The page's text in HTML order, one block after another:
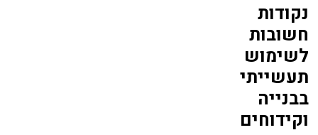
נקודות
חשובות
לשימוש
תעשייתי
בבנייה
וקידוחים